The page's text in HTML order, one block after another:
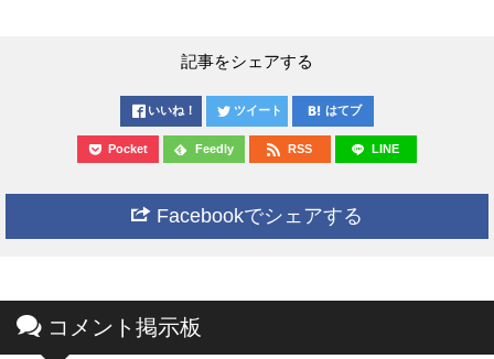
記事をシェアする
いいね！ ツイート はてブ
Pocket Feedly RSS LINE
Facebookでシェアする
コメント掲示板